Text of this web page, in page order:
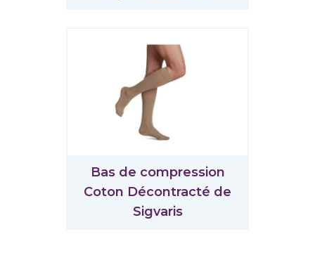
Bas de compression
Coton Décontracté de
Sigvaris